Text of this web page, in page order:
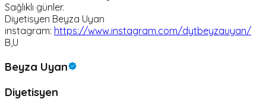
Sağlıklı günler.
Diyetisyen Beyza Uyan
instagram: https://www.instagram.com/dytbeyzauyan/
B,U
Beyza Uyan
Diyetisyen